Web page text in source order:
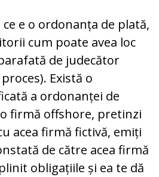
e o ordonanța de plată,
cum poate avea loc
de judecător
Există o
a ordonanței de
firmă offshore, pretinzi
acea firmă fictivă, emiți
de către acea firmă
obligațiile și ea te dă